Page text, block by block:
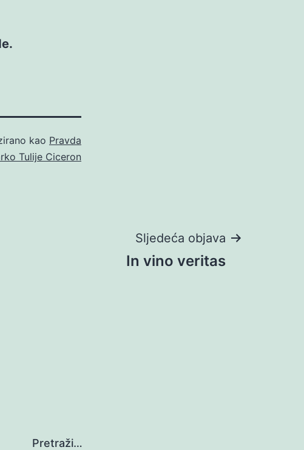
kao Pravda
Tulije Ciceron
Sljedeća objava
In vino veritas
Pretraži…